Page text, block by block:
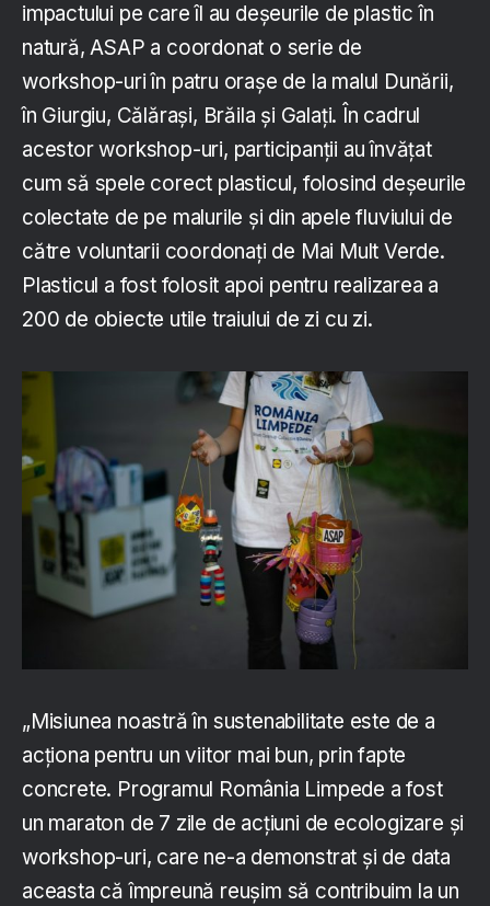
impactului pe care îl au deșeurile de plastic în
natură, ASAP a coordonat o serie de
workshop-uri în patru orașe de la malul Dunării,
în Giurgiu, Călărași, Brăila și Galați. În cadrul
acestor workshop-uri, participanții au învățat
cum să spele corect plasticul, folosind deșeurile
colectate de pe malurile și din apele fluviului de
către voluntarii coordonați de Mai Mult Verde.
Plasticul a fost folosit apoi pentru realizarea a
200 de obiecte utile traiului de zi cu zi.
„Misiunea noastră în sustenabilitate este de a
acționa pentru un viitor mai bun, prin fapte
concrete. Programul România Limpede a fost
un maraton de 7 zile de acțiuni de ecologizare și
workshop-uri, care ne-a demonstrat și de data
aceasta că împreună reușim să contribuim la un